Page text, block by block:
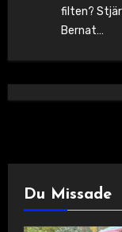
filten?
Bernat…
Du Missade